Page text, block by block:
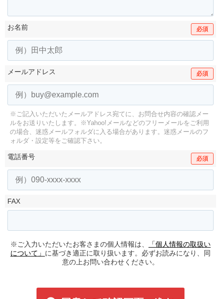
お名前 必須
メールアドレス 必須
※ご記入いただいたメールアドレス宛てに、お問合せ内容の確認メー
ルをお送りいたします。
※Yahoo!メールなどのフリーメールをご利用
の場合、迷惑メールフォルダに入る場合があります。 迷惑メールのフ
ォルダ・設定等をご確認下さい。
電話番号 必須
FAX
※ご入力いただいたお客さまの個人情報は、
「個人情報の取扱い
について」 に基づき適正に取り扱います。必ずお読みになり、同
意の上お問い合わせください。